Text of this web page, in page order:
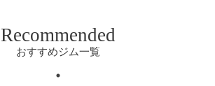
Recommended
おすすめジム一覧